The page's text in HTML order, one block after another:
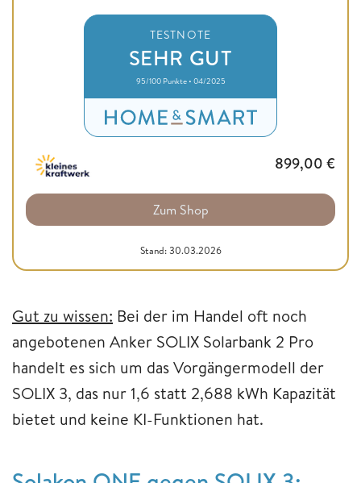
TESTNOTE
SEHR GUT
95/100 Punkte • 04/2025
899,00 €
Zum Shop
Stand: 30.03.2026
Gut zu wissen: Bei der im Handel oft noch
angebotenen Anker SOLIX Solarbank 2 Pro
handelt es sich um das Vorgängermodell der
SOLIX 3, das nur 1,6 statt 2,688 kWh Kapazität
bietet und keine KI-Funktionen hat.